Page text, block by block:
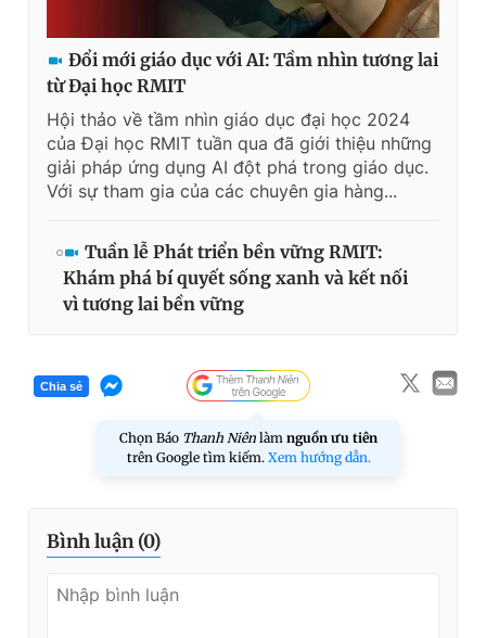
Đổi mới giáo dục với AI: Tầm nhìn tương lai
từ Đại học RMIT
Hội thảo về tầm nhìn giáo dục đại học 2024
của Đại học RMIT tuần qua đã giới thiệu những
giải pháp ứng dụng AI đột phá trong giáo dục.
Với sự tham gia của các chuyên gia hàng...
Tuần lễ Phát triển bền vững RMIT:
Khám phá bí quyết sống xanh và kết nối
vì tương lai bền vững
Chia sẻ
Chọn Báo Thanh Niên làm nguồn ưu tiên
trên Google tìm kiếm. Xem hướng dẫn.
Bình luận (0)